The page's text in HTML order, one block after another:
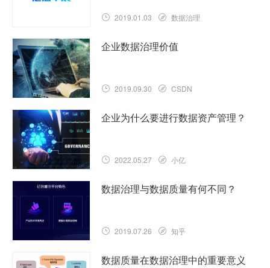
2019.01.03 数据治理
企业数据治理价值
2019.09.30 CSDN
企业为什么要进行数据资产管理？
2022.05.27 小亿
数据治理与数据质量有何不同？
2019.07.26 知乎
数据质量在数据治理中的重要意义